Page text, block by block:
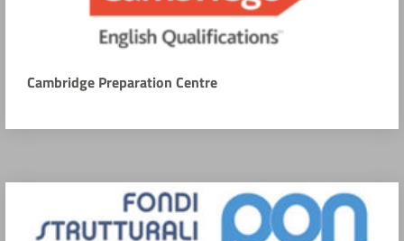
Cambridge Preparation Centre